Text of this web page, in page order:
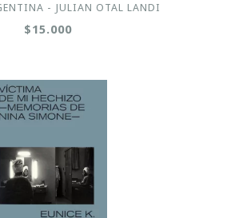
- JULIAN OTAL LANDI
$15.000